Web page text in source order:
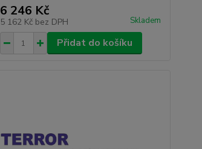
6 246 Kč
5 162 Kč bez DPH Skladem
Přidat do košíku